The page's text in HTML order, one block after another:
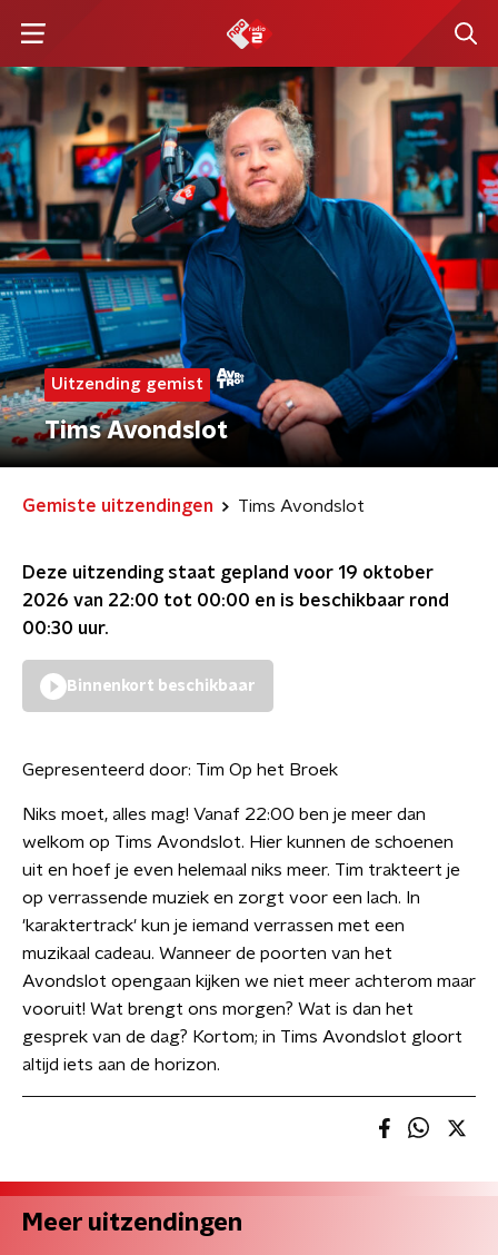
Uitzending gemist
Tims Avondslot
Gemiste uitzendingen Tims Avondslot
Deze uitzending staat gepland voor 19 oktober
2026 van 22:00 tot 00:00 en is beschikbaar rond
00:30 uur.
Binnenkort beschikbaar
Gepresenteerd door: Tim Op het Broek
Niks moet, alles mag! Vanaf 22:00 ben je meer dan
welkom op Tims Avondslot. Hier kunnen de schoenen
uit en hoef je even helemaal niks meer. Tim trakteert je
op verrassende muziek en zorgt voor een lach. In
'karaktertrack' kun je iemand verrassen met een
muzikaal cadeau. Wanneer de poorten van het
Avondslot opengaan kijken we niet meer achterom maar
vooruit! Wat brengt ons morgen? Wat is dan het
gesprek van de dag? Kortom; in Tims Avondslot gloort
altijd iets aan de horizon.
Meer uitzendingen